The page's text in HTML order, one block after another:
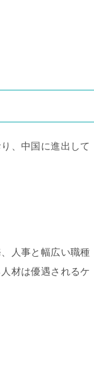
、中国に進出して
人事と幅広い職種
材は優遇されるケ